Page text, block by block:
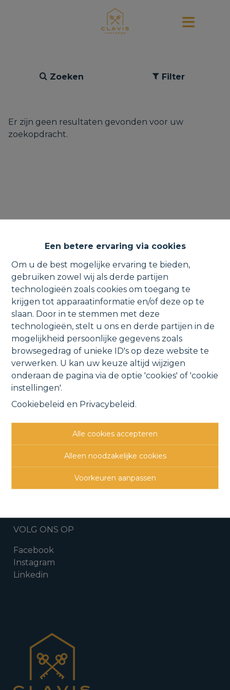
Een betere ervaring via cookies
Om u de best mogelijke ervaring te bieden,
gebruiken zowel wij als derde partijen
technologieën zoals cookies om toegang te
krijgen tot apparaatinformatie en/of deze op te
slaan. Door in te stemmen met deze
technologieën, stelt u ons en derde partijen in de
mogelijkheid persoonlijke gegevens zoals
browsegedrag of unieke ID's op deze website te
verwerken. U kan uw keuze altijd wijzigen
onderaan de pagina via de optie 'cookies' of 'cookie
instellingen'.
Cookiebeleid en Privacybeleid .
Alle cookies accepteren
Alleen noodzakelijke cookies
Voorkeuren aanpassen
Zoeken Filter
Er zijn geen resultaten gevonden voor uw
zoekopdracht.
CONTACTGEGEVENS
Verbindingsweg 41
1880 Kapelle-o/d-Bos
015 711 000
info@clavisvastgoed.be
OPENINGSUREN
9u - 12u
13u - 17u
9u - 12u
op afspraak
9u - 12u
op afspraak
Za
op afspraak
VOLG ONS OP
Facebook
Instagram
Linkedin